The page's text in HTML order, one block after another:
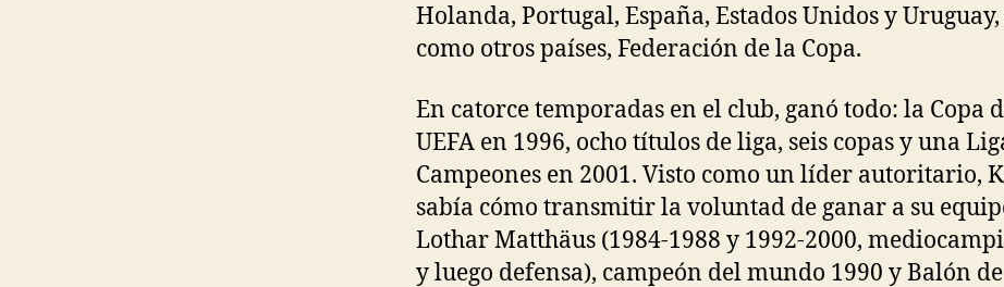
Holanda, Portugal, España, Estados Unidos y
como otros países, Federación de la Copa.
En catorce temporadas en el club, ganó todo: la Copa
UEFA en 1996, ocho títulos de liga, seis copas y una
Campeones en 2001. Visto como un líder autoritario,
sabía cómo transmitir la voluntad de ganar a su
Lothar Matthäus (1984-1988 y 1992-2000,
y luego defensa), campeón del mundo 1990 y Balón de